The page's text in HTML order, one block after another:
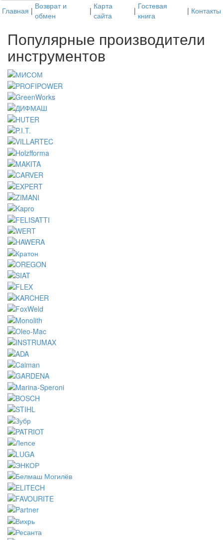
Главная | Возврат и
обмен
| Карта
сайта
| Гостевая
книга
| Контакты
Популярные производители
инструментов